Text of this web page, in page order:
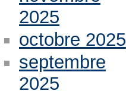
2025
octobre 2025
septembre
2025